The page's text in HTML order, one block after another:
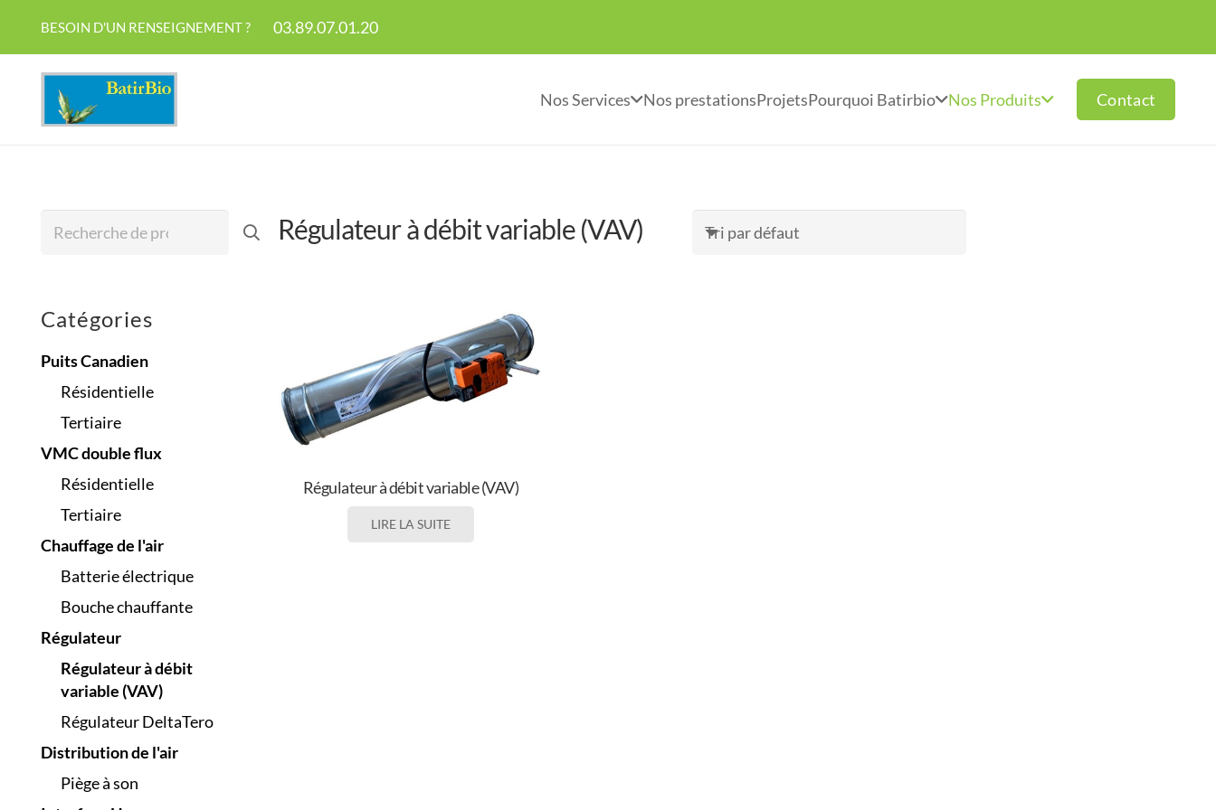
BESOIN D'UN RENSEIGNEMENT ? 03.89.07.01.20
Nos Services Nos prestationsProjetsPourquoi Batirbio Nos Produits Contact
Recherche
Catégories
Puits Canadien
Résidentielle
Tertiaire
VMC double flux
Résidentielle
Tertiaire
Chauffage de l'air
Batterie électrique
Bouche chauffante
Régulateur
Régulateur à débit
variable (VAV)
Régulateur DeltaTero
Distribution de l'air
Piège à son
Régulateur à débit variable (VAV)
Régulateur à débit variable (VAV)
LIRE LA SUITE